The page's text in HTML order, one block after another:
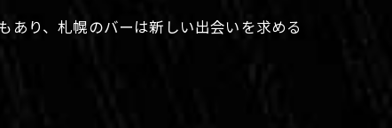
あり、札幌のバーは新しい出会いを求める